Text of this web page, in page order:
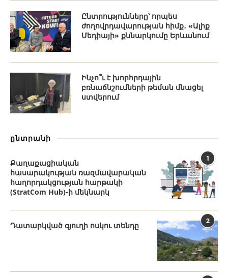
Ընտրությունները՝ որպես
ժողովրդավարության հիմք․ «Ալիք
Մեդիայի» քննարկումը Երևանում
Ինչո՞ւ է խորհրդային
բռնաճնշումների թեման մնացել
ստվերում
ընտրանի
1
Քաղաքացիական
հասարակության ռազմավարական
հաղորդակցության հարթակի
(StratCom Hub)-ի մեկնարկ
2
Դատարկված գյուղի ոսկու տենդը